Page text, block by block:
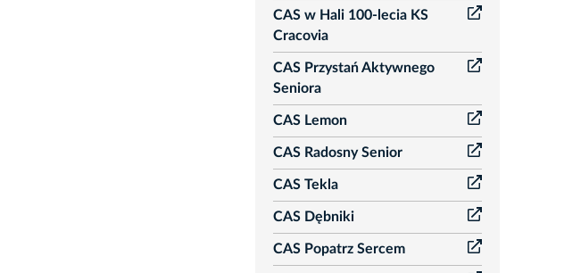
CAS w Hali 100-lecia KS
Cracovia
CAS Przystań Aktywnego
Seniora
CAS Lemon
CAS Radosny Senior
CAS Tekla
CAS Dębniki
CAS Popatrz Sercem